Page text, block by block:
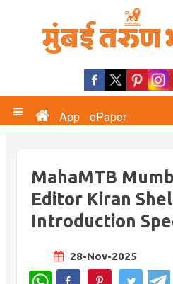
App ePaper
MahaMTB
Editor Kiran
Introduction
28-Nov-2025
WhatsApp